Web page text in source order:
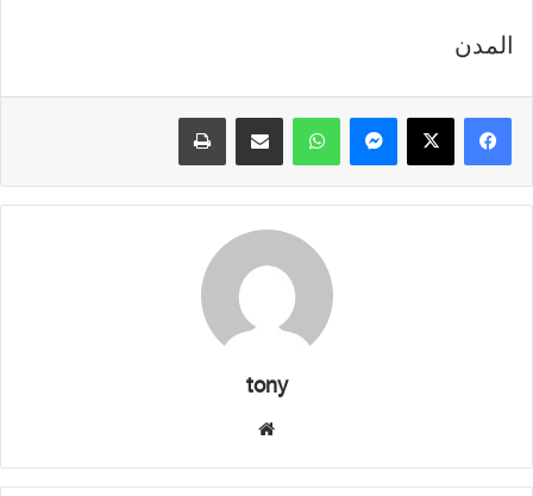
المدن
فيسبوك X ماسنجر واتساب مشاركة عبر البريد طباعة
tony